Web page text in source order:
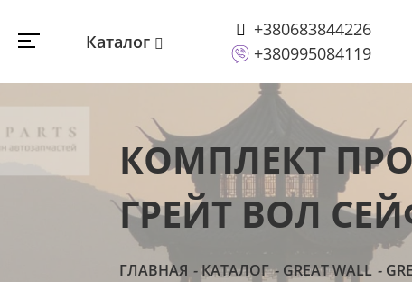
Каталог
+380683844226
+380995084119
КОМПЛЕКТ
ГРЕЙТ ВОЛ СЕЙФ
ГЛАВНАЯ КАТАЛОГ GREAT WALL